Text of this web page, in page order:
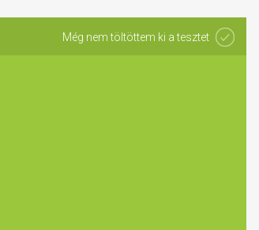
Még nem töltöttem ki a tesztet